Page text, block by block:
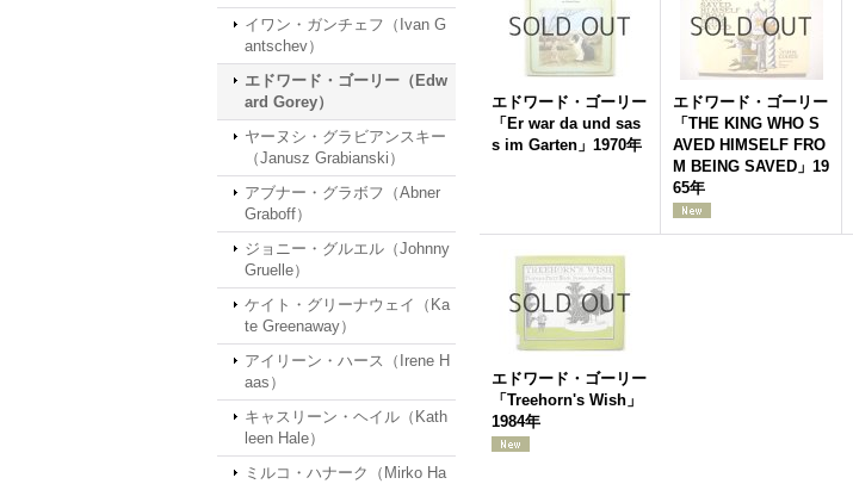
イワン・ガンチェフ（Ivan G
antschev）
エドワード・ゴーリー（Edw
ard Gorey）
ヤーヌシ・グラビアンスキー
（Janusz Grabianski）
アブナー・グラボフ（Abner
Graboff）
ジョニー・グルエル（Johnny
Gruelle）
ケイト・グリーナウェイ（Ka
te Greenaway）
アイリーン・ハース（Irene H
aas）
キャスリーン・ヘイル（Kath
leen Hale）
ミルコ・ハナーク（Mirko Ha
エドワード・ゴーリー
「Er war da und sas
s im Garten」1970年
エドワード・ゴーリー
「THE KING WHO S
AVED HIMSELF FRO
M BEING SAVED」19
65年
エドワード・ゴーリー
「Treehorn's Wish」
1984年